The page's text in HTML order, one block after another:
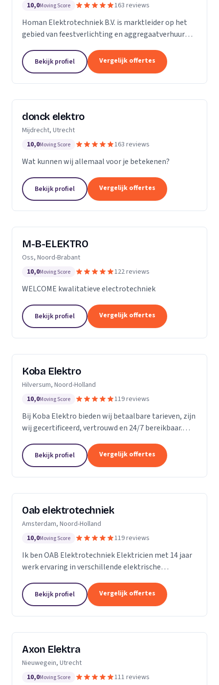
10,0Moving Score 163 reviews
Homan Elektrotechniek B.V. is marktleider op het
gebied van feestverlichting en aggregaatverhuur
energievoorziening van kermissen door heel
Nederland.
Bekijk profiel Vergelijk offertes
donck elektro
Mijdrecht, Utrecht
10,0Moving Score 163 reviews
Wat kunnen wij allemaal voor je betekenen?
Bekijk profiel Vergelijk offertes
M-B-ELEKTRO
Oss, Noord-Brabant
10,0Moving Score 122 reviews
WELCOME kwalitatieve electrotechniek
Bekijk profiel Vergelijk offertes
Koba Elektro
Hilversum, Noord-Holland
10,0Moving Score 119 reviews
Bij Koba Elektro bieden wij betaalbare tarieven, zijn
wij gecertificeerd, vertrouwd en 24/7 bereikbaar.
problemen snel worden opgelost.
Bekijk profiel Vergelijk offertes
Oab elektrotechniek
Amsterdam, Noord-Holland
10,0Moving Score 119 reviews
Ik ben OAB Elektrotechniek Elektricien met 14 jaar
werk ervaring in verschillende elektrische
groepenkasten noem het maar op bijna alles
Bekijk profiel Vergelijk offertes
Axon Elektra
Nieuwegein, Utrecht
10,0Moving Score 111 reviews